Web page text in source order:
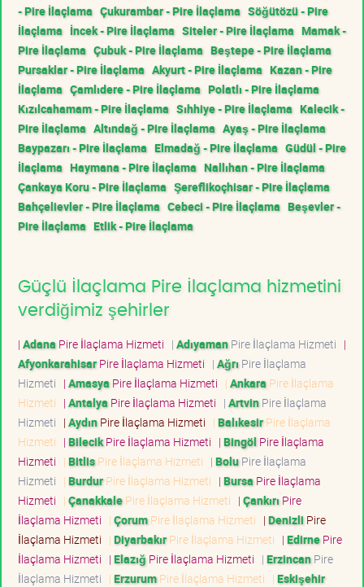
- Pire İlaçlama Çukurambar - Pire İlaçlama Söğütözü - Pire
İlaçlama İncek - Pire İlaçlama Siteler - Pire İlaçlama Mamak -
Pire İlaçlama Çubuk - Pire İlaçlama Beştepe - Pire İlaçlama
Pursaklar - Pire İlaçlama Akyurt - Pire İlaçlama Kazan - Pire
İlaçlama Çamlıdere - Pire İlaçlama Polatlı - Pire İlaçlama
Kızılcahamam - Pire İlaçlama Sıhhiye - Pire İlaçlama Kalecik -
Pire İlaçlama Altındağ - Pire İlaçlama Ayaş - Pire İlaçlama
Baypazarı - Pire İlaçlama Elmadağ - Pire İlaçlama Güdül - Pire
İlaçlama Haymana - Pire İlaçlama Nallıhan - Pire İlaçlama
Çankaya Koru - Pire İlaçlama Şereflikoçhisar - Pire İlaçlama
Bahçelievler - Pire İlaçlama Cebeci - Pire İlaçlama Beşevler -
Pire İlaçlama Etlik - Pire İlaçlama
Güçlü İlaçlama Pire İlaçlama hizmetini
verdiğimiz şehirler
| Adana Pire İlaçlama Hizmeti | AdıyamanPire İlaçlama Hizmeti |
AfyonkarahisarPire İlaçlama Hizmeti | Ağrı Pire İlaçlama
Hizmeti | Amasya Pire İlaçlama Hizmeti | Ankara Pire İlaçlama
Hizmeti | Antalya Pire İlaçlama Hizmeti | ArtvinPire İlaçlama
Hizmeti | AydınPire İlaçlama Hizmeti | BalıkesirPire İlaçlama
Hizmeti | BilecikPire İlaçlama Hizmeti | Bingöl Pire İlaçlama
Hizmeti | BitlisPire İlaçlama Hizmeti | BoluPire İlaçlama
Hizmeti | BurdurPire İlaçlama Hizmeti | Bursa Pire İlaçlama
Hizmeti | ÇanakkalePire İlaçlama Hizmeti | Çankırı Pire
İlaçlama Hizmeti | ÇorumPire İlaçlama Hizmeti | Denizli Pire
İlaçlama Hizmeti | DiyarbakırPire İlaçlama Hizmeti | EdirnePire
İlaçlama Hizmeti | Elazığ Pire İlaçlama Hizmeti | ErzincanPire
İlaçlama Hizmeti | ErzurumPire İlaçlama Hizmeti | Eskişehir